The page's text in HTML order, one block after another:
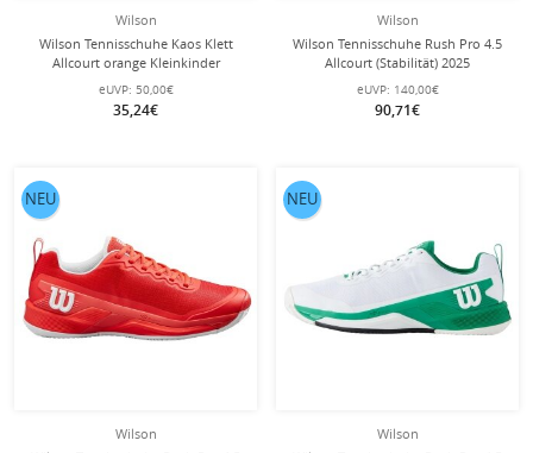
Wilson
Wilson Tennisschuhe Kaos Klett
Allcourt orange Kleinkinder
eUVP: 50,00€
35,24€
Wilson
Wilson Tennisschuhe Rush Pro 4.5
Allcourt (Stabilität) 2025
schwarz/weiss Herren
eUVP: 140,00€
90,71€
Wilson
NEU
Wilson
NEU